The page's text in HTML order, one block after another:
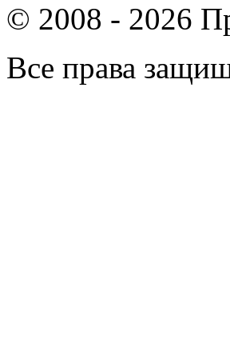
© 2008 - 2026
Все права